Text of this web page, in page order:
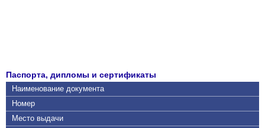
Паспорта, дипломы и сертификаты
Наименование документа
Номер
Место выдачи